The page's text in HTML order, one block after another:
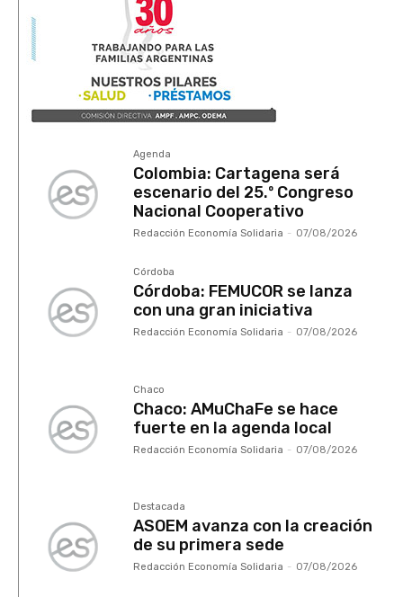
Agenda
Colombia: Cartagena será
escenario del 25.º Congreso
Nacional Cooperativo
Redacción Economía Solidaria - 07/08/2026
Córdoba
Córdoba: FEMUCOR se lanza
con una gran iniciativa
Redacción Economía Solidaria - 07/08/2026
Chaco
Chaco: AMuChaFe se hace
fuerte en la agenda local
Redacción Economía Solidaria - 07/08/2026
Destacada
ASOEM avanza con la creación
de su primera sede
Redacción Economía Solidaria - 07/08/2026